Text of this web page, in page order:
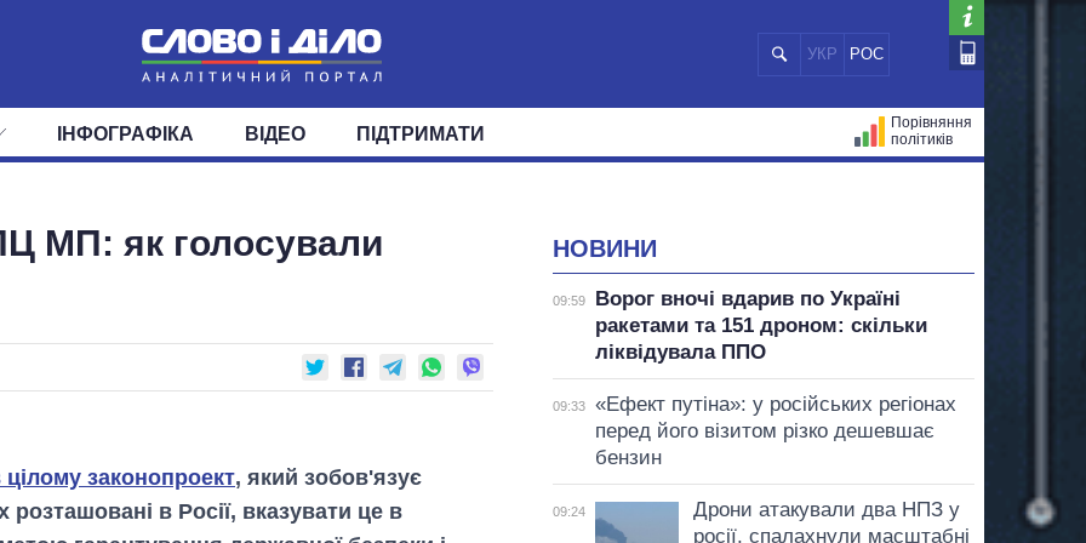
УКР РОС
ПОЛІТИКА ЕКОНОМІКА СУСПІЛЬСТВО
ДЕПУТАТИ КОМІТЕТИ ФРАКЦІЇ
ІНФОГРАФІКА ВІДЕО ПІДТРИМАТИ
Порівняння
політиків
МП: як голосували
законопроект, який зобов'язує
розташовані в Росії, вказувати це в
НОВИНИ
09:59
Ворог вночі вдарив по Україні
ракетами та 151 дроном: скільки
ліквідувала ППО
09:33
«Ефект путіна»: у російських регіонах
перед його візитом різко дешевшає
бензин
09:24
Дрони атакували два НПЗ у
росії, спалахнули масштабні